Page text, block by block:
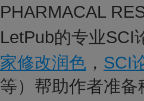
PHARMACAL
LetPub的专业SCI
家修改润色 ， SCI
等）帮助作者准